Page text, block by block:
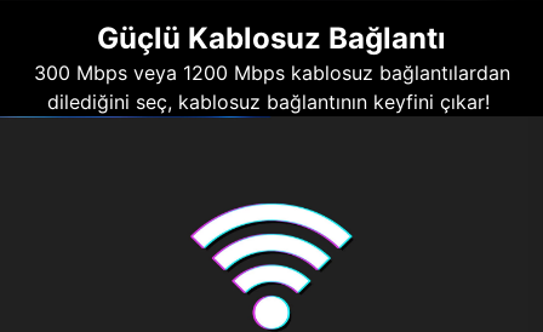
Güçlü Kablosuz Bağlantı
300 Mbps veya 1200 Mbps kablosuz bağlantılardan
dilediğini seç, kablosuz bağlantının keyfini çıkar!